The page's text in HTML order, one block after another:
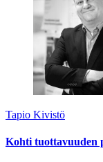
Tapio Kivistö
Kohti tuottavuuden